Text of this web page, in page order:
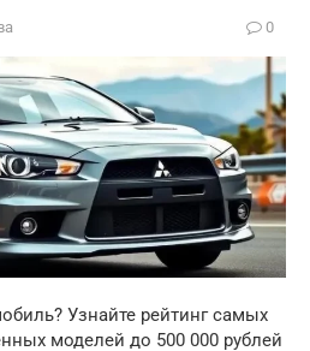
0
Узнайте рейтинг самых
моделей до 500 000 рублей